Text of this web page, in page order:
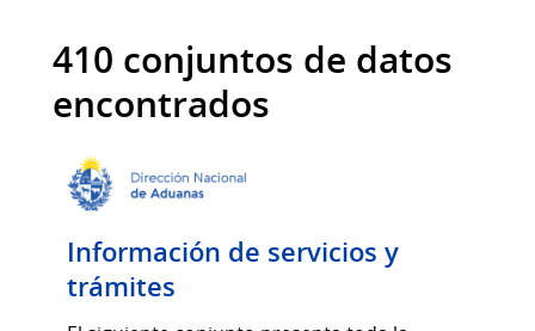
410 conjuntos de datos
encontrados
Información de servicios y
trámites